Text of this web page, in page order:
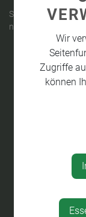
Sprechstunden des
nach telefonischer
Wir
Zugriffe
können